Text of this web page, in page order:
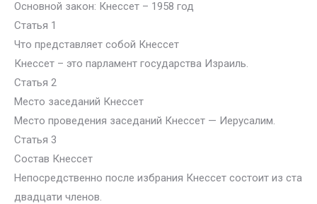
Основной закон: Кнессет – 1958 год
Статья 1
Что представляет собой Кнессет
Кнессет – это парламент государства Израиль.
Статья 2
Место заседаний Кнессет
Место проведения заседаний Кнессет — Иерусалим.
Статья 3
Состав Кнессет
Непосредственно после избрания Кнессет состоит из ста
двадцати членов.